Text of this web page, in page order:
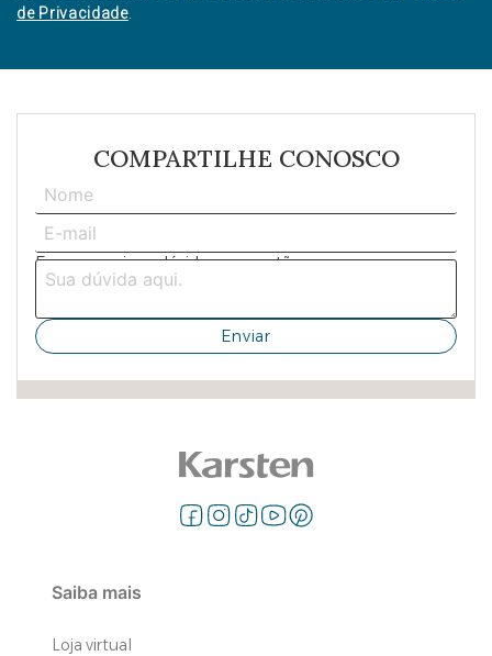
de Privacidade.
Saiba mais
Loja virtual
COMPARTILHE CONOSCO
Escreva aqui sua dúvida ou sugestão: